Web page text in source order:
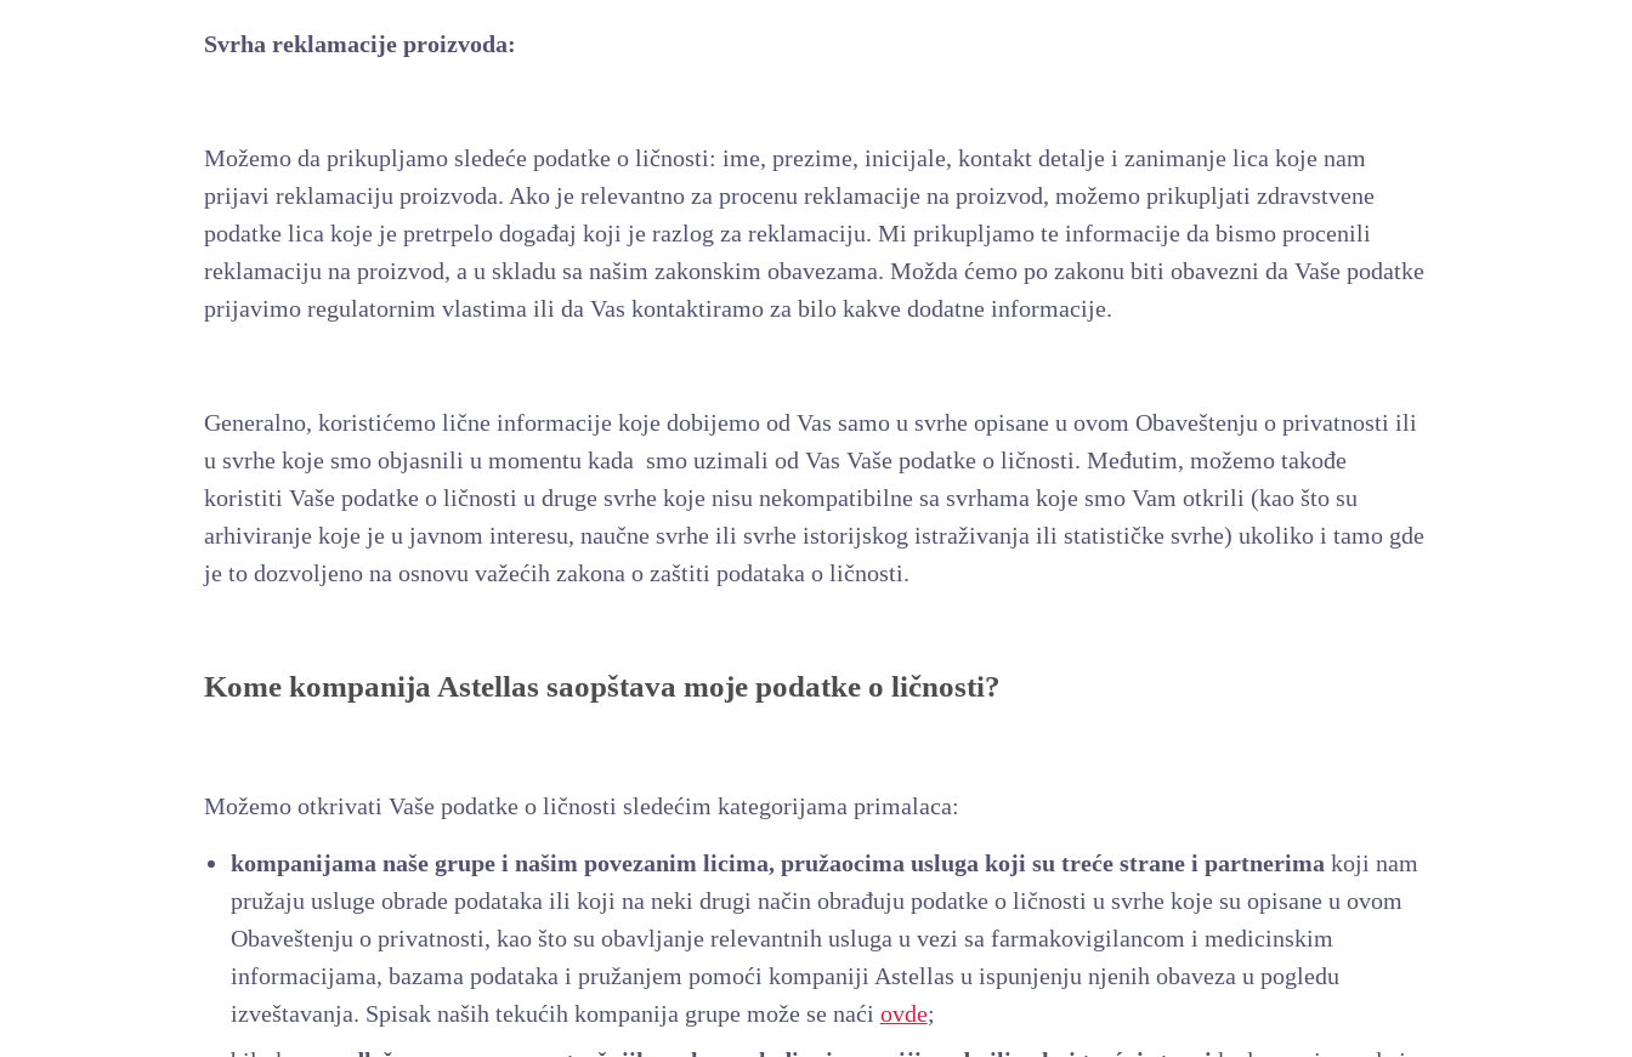
Svrha reklamacije proizvoda:
Možemo da prikupljamo sledeće podatke o ličnosti: ime, prezime, inicijale, kontakt detalje i zanimanje lica koje nam
prijavi reklamaciju proizvoda. Ako je relevantno za procenu reklamacije na proizvod, možemo prikupljati zdravstvene
podatke lica koje je pretrpelo događaj koji je razlog za reklamaciju. Mi prikupljamo te informacije da bismo procenili
reklamaciju na proizvod, a u skladu sa našim zakonskim obavezama. Možda ćemo po zakonu biti obavezni da Vaše podatke
prijavimo regulatornim vlastima ili da Vas kontaktiramo za bilo kakve dodatne informacije.
Generalno, koristićemo lične informacije koje dobijemo od Vas samo u svrhe opisane u ovom Obaveštenju o privatnosti ili
u svrhe koje smo objasnili u momentu kada smo uzimali od Vas Vaše podatke o ličnosti. Međutim, možemo takođe
koristiti Vaše podatke o ličnosti u druge svrhe koje nisu nekompatibilne sa svrhama koje smo Vam otkrili (kao što su
arhiviranje koje je u javnom interesu, naučne svrhe ili svrhe istorijskog istraživanja ili statističke svrhe) ukoliko i tamo gde
je to dozvoljeno na osnovu važećih zakona o zaštiti podataka o ličnosti.
Kome kompanija Astellas saopštava moje podatke o ličnosti?
Možemo otkrivati Vaše podatke o ličnosti sledećim kategorijama primalaca:
kompanijama naše grupe i našim povezanim licima, pružaocima usluga koji su treće strane i partnerima koji nam
pružaju usluge obrade podataka ili koji na neki drugi način obrađuju podatke o ličnosti u svrhe koje su opisane u ovom
Obaveštenju o privatnosti, kao što su obavljanje relevantnih usluga u vezi sa farmakovigilancom i medicinskim
informacijama, bazama podataka i pružanjem pomoći kompaniji Astellas u ispunjenju njenih obaveza u pogledu
izveštavanja. Spisak naših tekućih kompanija grupe može se naći ovde;